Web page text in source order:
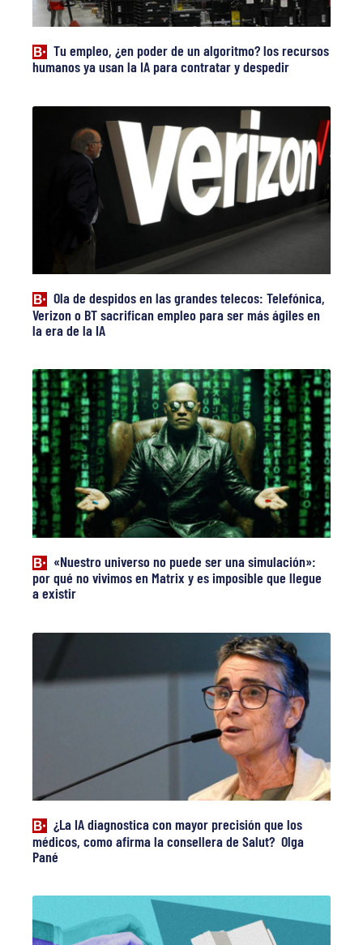
Tu empleo, ¿en poder de un algoritmo? los recursos
humanos ya usan la IA para contratar y despedir
Ola de despidos en las grandes telecos: Telefónica,
Verizon o BT sacrifican empleo para ser más ágiles en
la era de la IA
«Nuestro universo no puede ser una simulación»:
por qué no vivimos en Matrix y es imposible que llegue
a existir
¿La IA diagnostica con mayor precisión que los
médicos, como afirma la consellera de Salut? Olga
Pané